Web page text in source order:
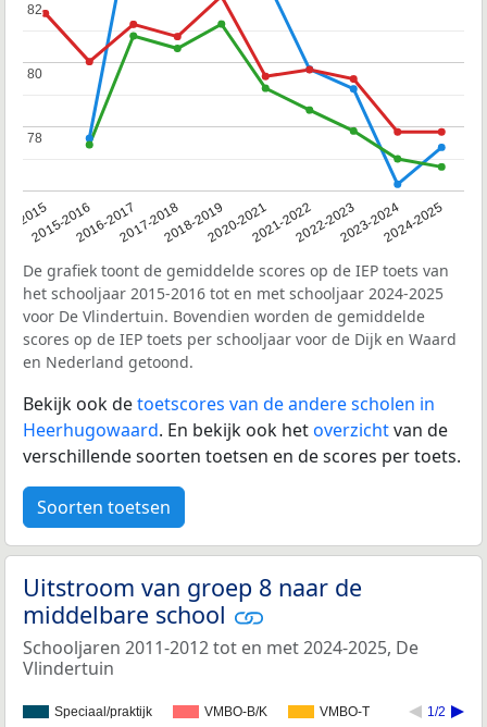
2015
2015-20162016-20172017-20182018-20192020-20212021-20222022-20232023-20242024-2025
78
78
80
80
82
82
De grafiek toont de gemiddelde scores op de IEP toets van
het schooljaar 2015-2016 tot en met schooljaar 2024-2025
voor De Vlindertuin. Bovendien worden de gemiddelde
scores op de IEP toets per schooljaar voor de Dijk en Waard
en Nederland getoond.
Bekijk ook detoetscores van de andere scholen in
Heerhugowaard. En bekijk ook hetoverzichtvan de
verschillende soorten toetsen en de scores per toets.
Soorten toetsen
Uitstroom van groep 8 naar de
middelbare school
Schooljaren 2011-2012 tot en met 2024-2025, De
Vlindertuin
Speciaal/praktijk VMBO-B/K VMBO-T 1/2